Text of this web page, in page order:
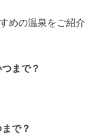
めの温泉をご紹介
まで？
で？